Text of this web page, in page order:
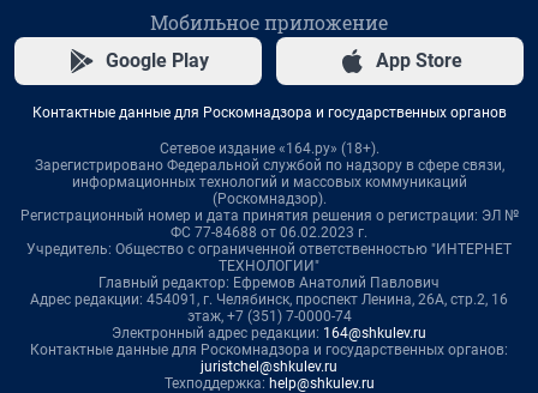
Мобильное приложение
Google Play App Store
Контактные данные для Роскомнадзора и государственных органов
Сетевое издание «164.ру» (18+).
Зарегистрировано Федеральной службой по надзору в сфере связи,
информационных технологий и массовых коммуникаций
(Роскомнадзор).
Регистрационный номер и дата принятия решения о регистрации: ЭЛ №
ФС 77-84688 от 06.02.2023 г.
Учредитель: Общество с ограниченной ответственностью "ИНТЕРНЕТ
ТЕХНОЛОГИИ"
Главный редактор: Ефремов Анатолий Павлович
Адрес редакции: 454091, г. Челябинск, проспект Ленина, 26А, стр.2, 16
этаж, +7 (351) 7-0000-74
Электронный адрес редакции: 164@shkulev.ru
Контактные данные для Роскомнадзора и государственных органов:
juristchel@shkulev.ru
Техподдержка: help@shkulev.ru